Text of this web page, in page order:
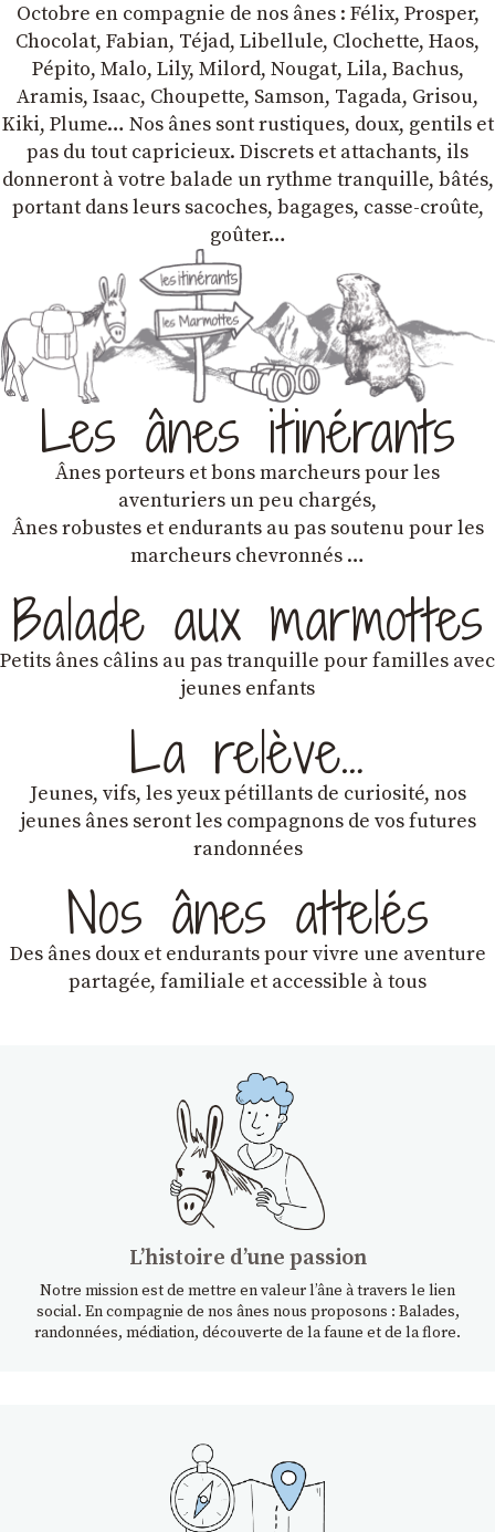
Octobre en compagnie de nos ânes : Félix, Prosper,
Chocolat, Fabian, Téjad, Libellule, Clochette, Haos,
Pépito, Malo, Lily, Milord, Nougat, Lila, Bachus,
Aramis, Isaac, Choupette, Samson, Tagada, Grisou,
Kiki, Plume… Nos ânes sont rustiques, doux, gentils et
pas du tout capricieux. Discrets et attachants, ils
donneront à votre balade un rythme tranquille, bâtés,
portant dans leurs sacoches, bagages, casse-croûte,
goûter…
Les ânes itinérants
Ânes porteurs et bons marcheurs pour les
aventuriers un peu chargés,
Ânes robustes et endurants au pas soutenu pour les
marcheurs chevronnés …
Balade aux marmottes
Petits ânes câlins au pas tranquille pour familles avec
jeunes enfants
La relève…
Jeunes, vifs, les yeux pétillants de curiosité, nos
jeunes ânes seront les compagnons de vos futures
randonnées
Nos ânes attelés
Des ânes doux et endurantspour vivre une aventure
partagée, familiale et accessible à tous
Lʼhistoire dʼune passion
Notre mission est de mettre en valeur l’âne à travers le lien
social. En compagnie de nos ânes nous proposons : Balades,
randonnées, médiation, découverte de la faune et de la flore.